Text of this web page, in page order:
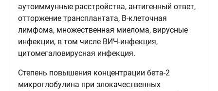
аутоиммунные расстройства, антигенный ответ,
отторжение трансплантата, В-клеточная
лимфома, множественная миелома, вирусные
инфекции, в том числе ВИЧ-инфекция,
цитомегаловирусная инфекция.
Степень повышения концентрации бета-2
микроглобулина при злокачественных